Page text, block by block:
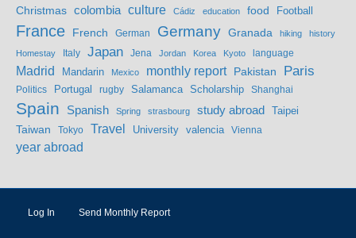
Christmas colombia culture Cádiz education food Football
France French German Germany Granada hiking history
Homestay Italy Japan Jena Jordan Korea Kyoto language
Madrid Mandarin Mexico monthly report Pakistan Paris
Politics Portugal rugby Salamanca Scholarship Shanghai
Spain Spanish Spring strasbourg study abroad Taipei
Taiwan
Tokyo Travel University valencia Vienna
year abroad
Log In Send Monthly Report